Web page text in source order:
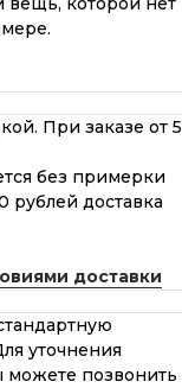
При заказе от 5
без примерки
доставка
доставки
уточнения
можете позвонить